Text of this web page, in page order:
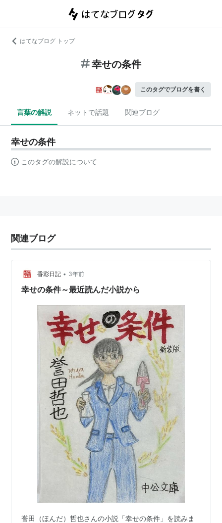
はてなブログ トップ
幸せの条件
このタグでブログを書く
言葉の解説 ネットで話題 関連ブログ
幸せの条件
このタグの解説について
関連ブログ
香彩日記 • 3年前
幸せの条件～最近読んだ小説から
誉田（ほんだ）哲也さんの小説「幸せの条件」を読みま